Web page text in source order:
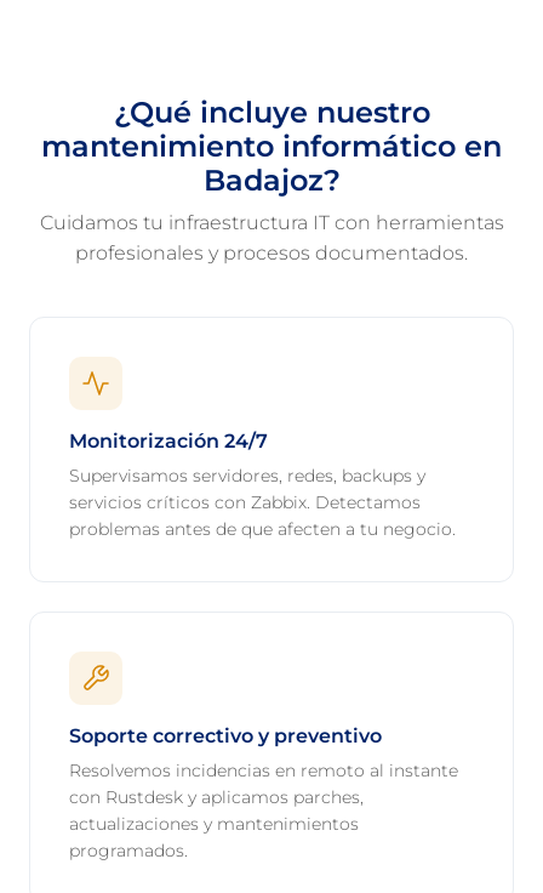
¿Qué incluye nuestro
mantenimiento informático en
Badajoz?
Cuidamos tu infraestructura IT con herramientas
profesionales y procesos documentados.
Monitorización 24/7
Supervisamos servidores, redes, backups y
servicios críticos con Zabbix. Detectamos
problemas antes de que afecten a tu negocio.
Soporte correctivo y preventivo
Resolvemos incidencias en remoto al instante
con Rustdesk y aplicamos parches,
actualizaciones y mantenimientos
programados.